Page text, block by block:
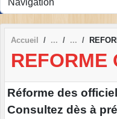
Accueil
REFORME
Réforme des
Consultez dès à